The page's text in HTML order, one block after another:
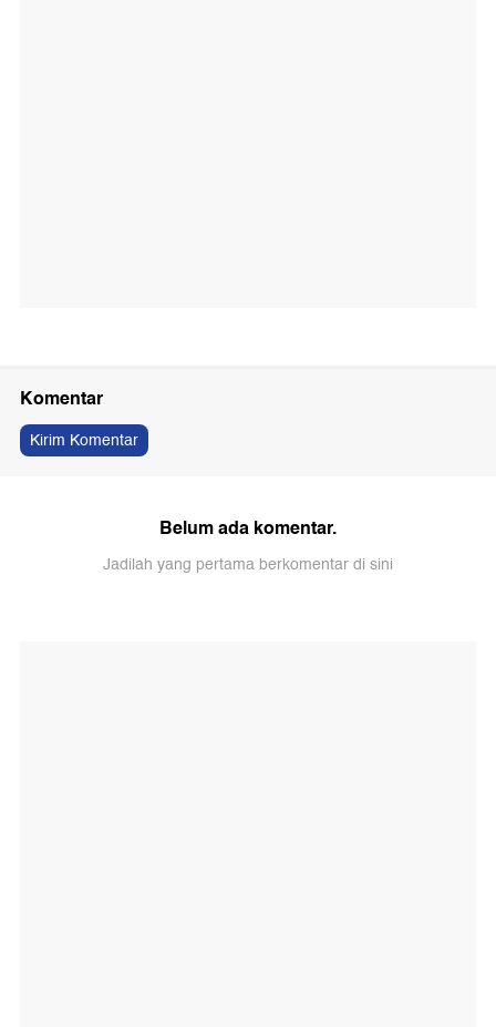
Komentar
Kirim Komentar
Belum ada komentar.
Jadilah yang pertama berkomentar di sini